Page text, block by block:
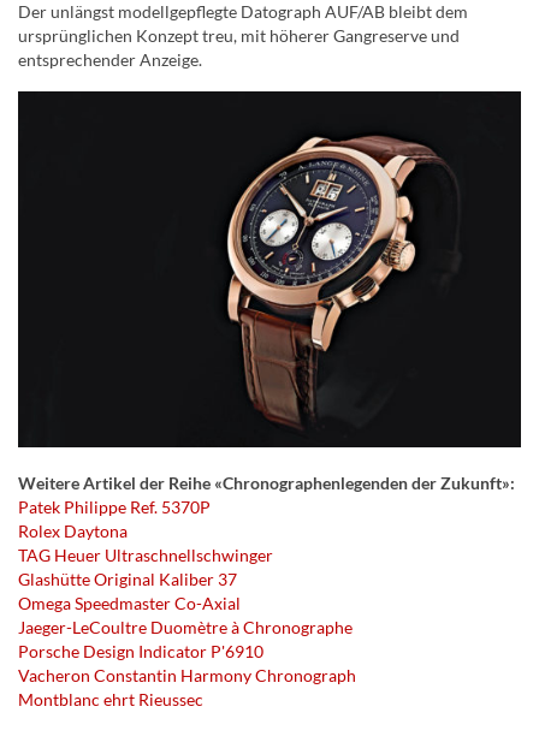
Der unlängst modellgepflegte Datograph AUF/AB bleibt dem
ursprünglichen Konzept treu, mit höherer Gangreserve und
entsprechender Anzeige.
Weitere Artikel der Reihe «Chronographenlegenden der Zukunft»:
Patek Philippe Ref. 5370P
Rolex Daytona
TAG Heuer Ultraschnellschwinger
Glashütte Original Kaliber 37
Omega Speedmaster Co-Axial
Jaeger-LeCoultre Duomètre à Chronographe
Porsche Design Indicator P'6910
Vacheron Constantin Harmony Chronograph
Montblanc ehrt Rieussec